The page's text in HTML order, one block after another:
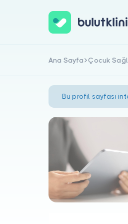
Ana Sayfa Çocuk
Bu profil sayfası